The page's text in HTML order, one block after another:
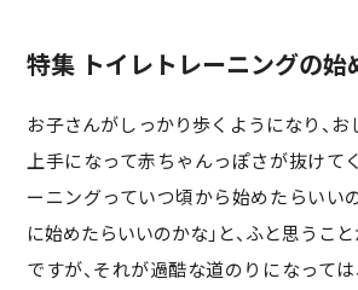
特集 トイレトレーニングの始
お子さんがしっかり歩くようになり、
上手になって赤ちゃんっぽさが抜けて
ーニングっていつ頃から始めたらいい
に始めたらいいのかな」と、ふと思うこ
ですが、それが過酷な道のりになって